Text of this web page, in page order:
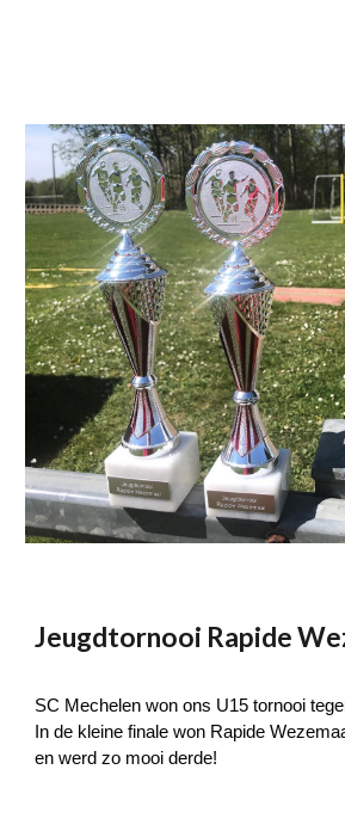
Jeugdtornooi Rapide
SC Mechelen won ons U15 tornooi
In de kleine finale won Rapide
en werd zo mooi derde!